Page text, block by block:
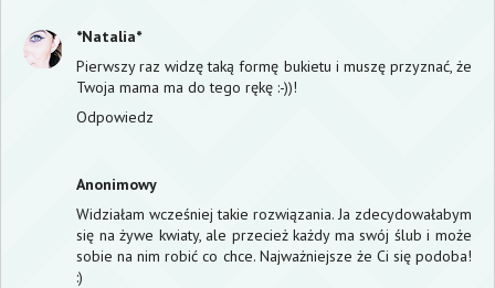
*Natalia*
Pierwszy raz widzę taką formę bukietu i muszę przyznać, że
Twoja mama ma do tego rękę :-))!
Odpowiedz
Anonimowy
Widziałam wcześniej takie rozwiązania. Ja zdecydowałabym
się na żywe kwiaty, ale przecież każdy ma swój ślub i może
sobie na nim robić co chce. Najważniejsze że Ci się podoba!
:)